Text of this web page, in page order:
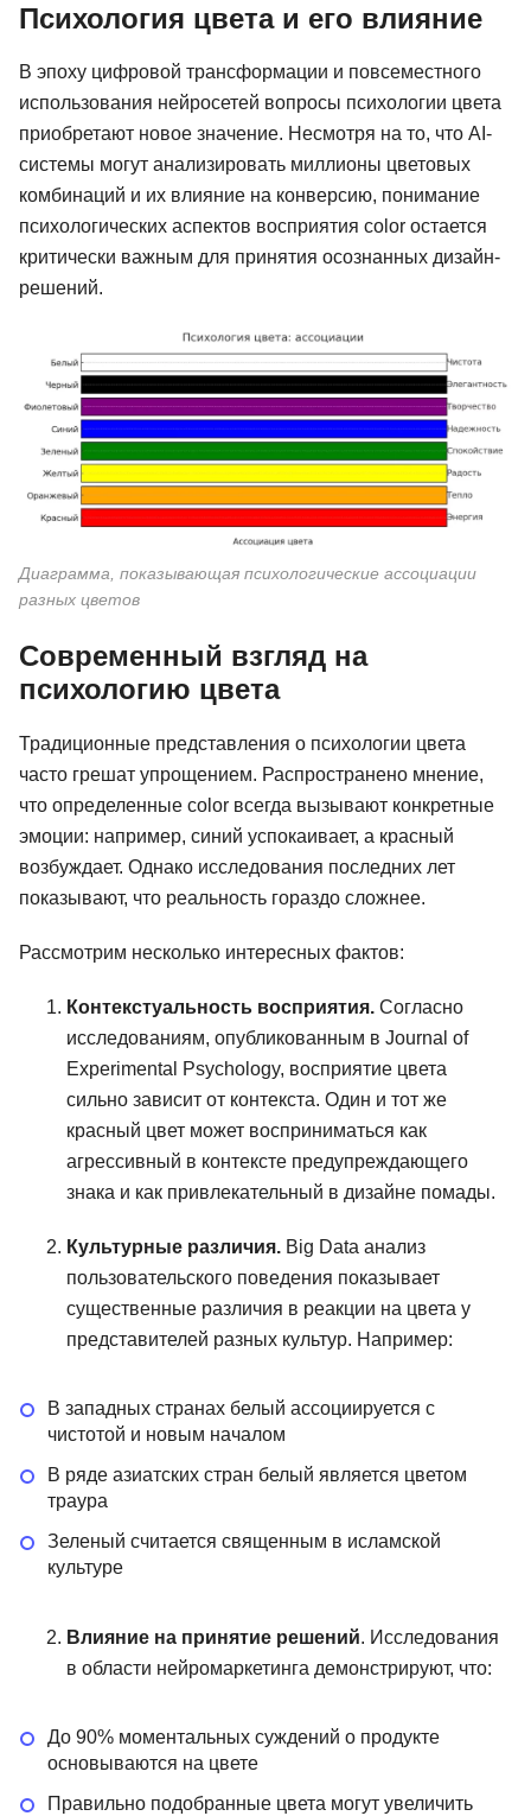
Психология цвета и его влияние
В эпоху цифровой трансформации и повсеместного
использования нейросетей вопросы психологии цвета
приобретают новое значение. Несмотря на то, что AI-
системы могут анализировать миллионы цветовых
комбинаций и их влияние на конверсию, понимание
психологических аспектов восприятия color остается
критически важным для принятия осознанных дизайн-
решений.
Диаграмма, показывающая психологические ассоциации
разных цветов
Современный взгляд на
психологию цвета
Традиционные представления о психологии цвета
часто грешат упрощением. Распространено мнение,
что определенные color всегда вызывают конкретные
эмоции: например, синий успокаивает, а красный
возбуждает. Однако исследования последних лет
показывают, что реальность гораздо сложнее.
Рассмотрим несколько интересных фактов:
Контекстуальность восприятия. Согласно
исследованиям, опубликованным в Journal of
Experimental Psychology, восприятие цвета
сильно зависит от контекста. Один и тот же
красный цвет может восприниматься как
агрессивный в контексте предупреждающего
знака и как привлекательный в дизайне помады.
Культурные различия. Big Data анализ
пользовательского поведения показывает
существенные различия в реакции на цвета у
представителей разных культур. Например:
В западных странах белый ассоциируется с
чистотой и новым началом
В ряде азиатских стран белый является цветом
траура
Зеленый считается священным в исламской
культуре
Влияние на принятие решений. Исследования
в области нейромаркетинга демонстрируют, что:
До 90% моментальных суждений о продукте
основываются на цвете
Правильно подобранные цвета могут увеличить